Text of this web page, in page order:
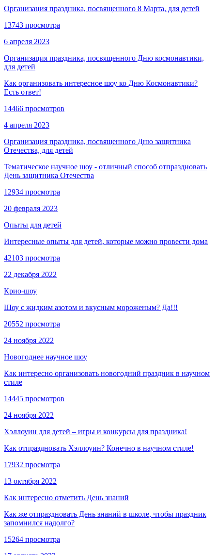
Организация праздника, посвященного 8 Марта, для детей
13743 просмотра
6 апреля 2023
Организация праздника, посвященного Дню космонавтики,
для детей
Как организовать интересное шоу ко Дню Космонавтики?
Есть ответ!
14466 просмотров
4 апреля 2023
Организация праздника, посвященного Дню защитника
Отечества, для детей
Тематическое научное шоу - отличный способ отпраздновать
День защитника Отечества
12934 просмотра
20 февраля 2023
Опыты для детей
Интересные опыты для детей, которые можно провести дома
42103 просмотра
22 декабря 2022
Крио-шоу
Шоу с жидким азотом и вкусным мороженым? Да!!!
20552 просмотра
24 ноября 2022
Новогоднее научное шоу
Как интересно организовать новогодний праздник в научном
стиле
14445 просмотров
24 ноября 2022
Хэллоуин для детей – игры и конкурсы для праздника!
Как отпраздновать Хэллоуин? Конечно в научном стиле!
17932 просмотра
13 октября 2022
Как интересно отметить День знаний
Как же отпраздновать День знаний в школе, чтобы праздник
запомнился надолго?
15264 просмотра